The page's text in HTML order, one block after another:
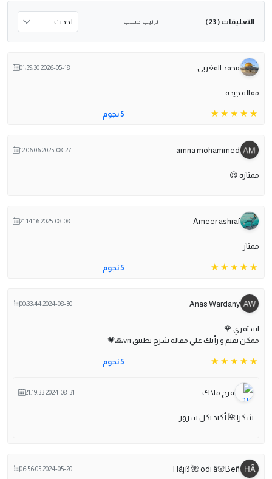
التعليقات ( 23 ) ترتيب حسب
محمد المغربي 2026-05-18 01:39:30
مقالة جيدة.
5 نجوم
amna mohammed
2025-08-27 12:06:06
ممتازه 😍
Ameer ashraf
2025-08-08 21:14:16
ممتاز
5 نجوم
Anas Wardany
2024-08-30 00:33:44
استمري 🌹
ممكن تقيم و رأيك علي مقالة شرح تطبيق vn🙏💗
5 نجوم
فرح ملاك 2024-08-31 21:19:33
شكرا 🌺 أكيد بكل سرور
Hâjß 🌺 ödï ã🌸Bëñ
2024-05-20 06:56:05